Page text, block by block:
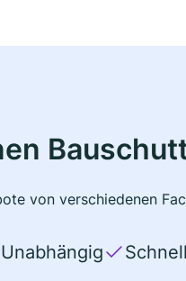
von verschiedenen
Unabhängig Schnell